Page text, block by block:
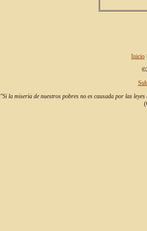
Inicio
"Si la miseria de nuestros pobres no es causada por las